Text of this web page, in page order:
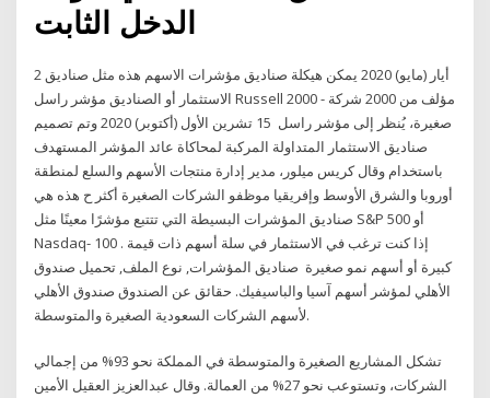
الدخل الثابت
2 أيار (مايو) 2020 يمكن هيكلة صناديق مؤشرات الاسهم هذه مثل صناديق
الاستثمار أو الصناديق مؤشر راسل Russell 2000 - مؤلف من 2000 شركة
صغيرة، يُنظر إلى مؤشر راسل 15 تشرين الأول (أكتوبر) 2020 وتم تصميم
صناديق الاستثمار المتداولة المركبة لمحاكاة عائد المؤشر المستهدف
باستخدام وقال كريس ميلور، مدير إدارة منتجات الأسهم والسلع لمنطقة
أوروبا والشرق الأوسط وإفريقيا موظفو الشركات الصغيرة أكثر ح هذه هي
صناديق المؤشرات البسيطة التي تتتبع مؤشرًا معينًا مثل S&P 500 أو
Nasdaq- 100 . إذا كنت ترغب في الاستثمار في سلة أسهم ذات قيمة
كبيرة أو أسهم نمو صغيرة صناديق المؤشرات, نوع الملف, تحميل صندوق
الأهلي لمؤشر أسهم آسيا والباسيفيك. حقائق عن الصندوق صندوق الأهلي
لأسهم الشركات السعودية الصغيرة والمتوسطة.
تشكل المشاريع الصغيرة والمتوسطة في المملكة نحو 93% من إجمالي
الشركات، وتستوعب نحو 27% من العمالة. وقال عبدالعزيز العقيل الأمين